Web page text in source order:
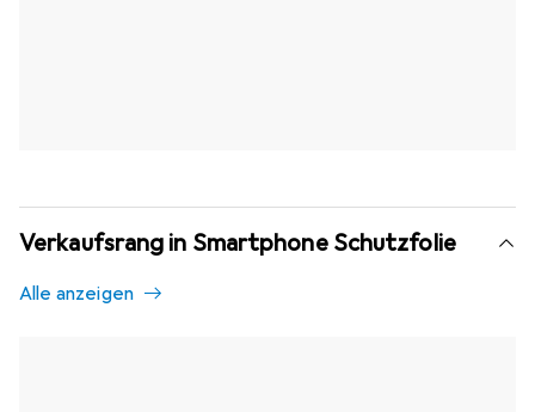
Verkaufsrang in Smartphone Schutzfolie
Alle anzeigen